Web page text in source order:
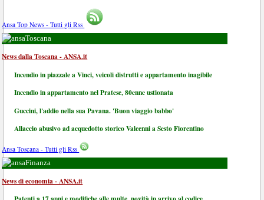
Ansa Top News - Tutti gli Rss
Toscana
News dalla Toscana - ANSA.it
Incendio in piazzale a Vinci, veicoli distrutti e appartamento inagibile
Incendio in appartamento nel Pratese, 80enne ustionata
Guccini, l'addio nella sua Pavana. 'Buon viaggio babbo'
Allaccio abusivo ad acquedotto storico Valcenni a Sesto Fiorentino
Ansa Toscana - Tutti gli Rss
Finanza
News di economia - ANSA.it